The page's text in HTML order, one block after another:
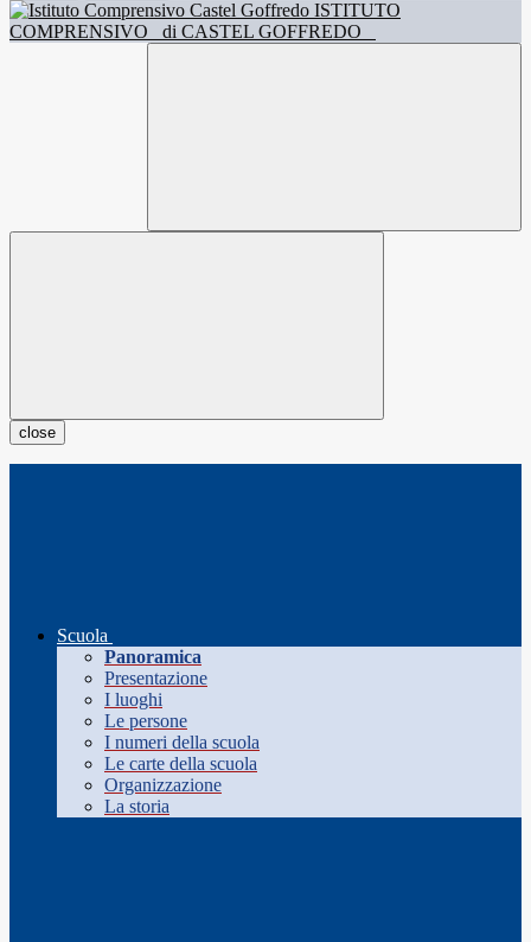
ISTITUTO
COMPRENSIVO
di CASTEL GOFFREDO
close
Scuola
Panoramica
Presentazione
I luoghi
Le persone
I numeri della scuola
Le carte della scuola
Organizzazione
La storia